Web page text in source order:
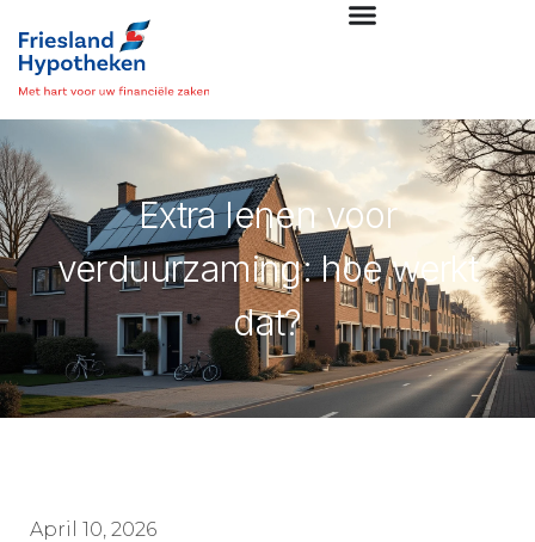
Extra lenen voor
verduurzaming: hoe werkt
dat?
April 10, 2026